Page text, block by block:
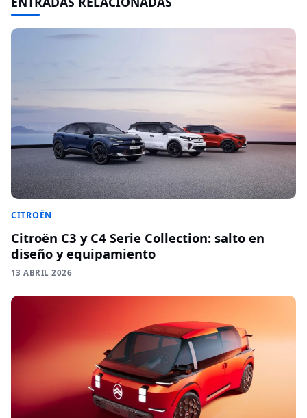
CITROËN
Citroën C3 y C4 Serie Collection: salto en
diseño y equipamiento
13 ABRIL 2026